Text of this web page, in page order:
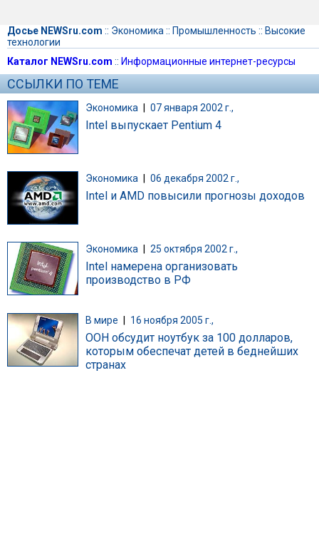
Досье NEWSru.com :: Экономика :: Промышленность :: Высокие
технологии
Каталог NEWSru.com :: Информационные интернет-ресурсы
ССЫЛКИ ПО ТЕМЕ
Экономика | 07 января 2002 г.,
Intel выпускает Pentium 4
Экономика | 06 декабря 2002 г.,
Intel и AMD повысили прогнозы доходов
Экономика | 25 октября 2002 г.,
Intel намерена организовать
производство в РФ
В мире 16 ноября 2005 г.,
ООН обсудит ноутбук за 100 долларов,
которым обеспечат детей в беднейших
странах